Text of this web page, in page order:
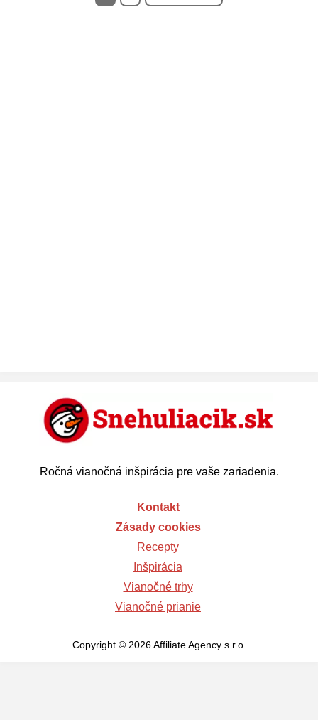
Ročná vianočná inšpirácia pre vaše zariadenia.
Kontakt
Zásady cookies
Recepty
Inšpirácia
Vianočné trhy
Vianočné prianie
Copyright © 2026 Affiliate Agency s.r.o.